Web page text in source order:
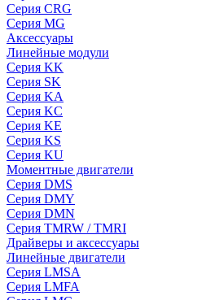
Серия CRG
Серия MG
Аксессуары
Линейные модули
Серия KK
Серия SK
Серия KA
Серия KC
Серия KE
Серия KS
Серия KU
Моментные двигатели
Серия DMS
Серия DMY
Серия DMN
Серия TMRW / TMRI
Драйверы и аксессуары
Линейные двигатели
Серия LMSA
Серия LMFA